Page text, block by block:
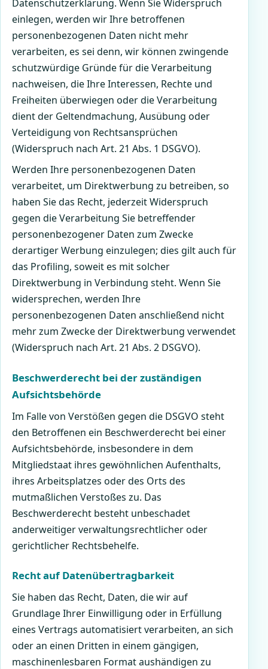
Datenschutzerklärung. Wenn Sie Widerspruch
einlegen, werden wir Ihre betroffenen
personenbezogenen Daten nicht mehr
verarbeiten, es sei denn, wir können zwingende
schutzwürdige Gründe für die Verarbeitung
nachweisen, die Ihre Interessen, Rechte und
Freiheiten überwiegen oder die Verarbeitung
dient der Geltendmachung, Ausübung oder
Verteidigung von Rechtsansprüchen
(Widerspruch nach Art. 21 Abs. 1 DSGVO).
Werden Ihre personenbezogenen Daten
verarbeitet, um Direktwerbung zu betreiben, so
haben Sie das Recht, jederzeit Widerspruch
gegen die Verarbeitung Sie betreffender
personenbezogener Daten zum Zwecke
derartiger Werbung einzulegen; dies gilt auch für
das Profiling, soweit es mit solcher
Direktwerbung in Verbindung steht. Wenn Sie
widersprechen, werden Ihre
personenbezogenen Daten anschließend nicht
mehr zum Zwecke der Direktwerbung verwendet
(Widerspruch nach Art. 21 Abs. 2 DSGVO).
Beschwerderecht bei der zuständigen
Aufsichtsbehörde
Im Falle von Verstößen gegen die DSGVO steht
den Betroffenen ein Beschwerderecht bei einer
Aufsichtsbehörde, insbesondere in dem
Mitgliedstaat ihres gewöhnlichen Aufenthalts,
ihres Arbeitsplatzes oder des Orts des
mutmaßlichen Verstoßes zu. Das
Beschwerderecht besteht unbeschadet
anderweitiger verwaltungsrechtlicher oder
gerichtlicher Rechtsbehelfe.
Recht auf Datenübertragbarkeit
Sie haben das Recht, Daten, die wir auf
Grundlage Ihrer Einwilligung oder in Erfüllung
eines Vertrags automatisiert verarbeiten, an sich
oder an einen Dritten in einem gängigen,
maschinenlesbaren Format aushändigen zu